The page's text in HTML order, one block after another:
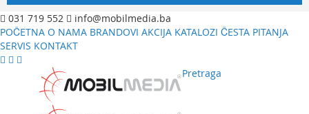
031 719 552
info@mobilmedia.ba
POČETNA O NAMA BRANDOVI AKCIJA KATALOZI ČESTA PITANJA
SERVIS KONTAKT
Pretraga